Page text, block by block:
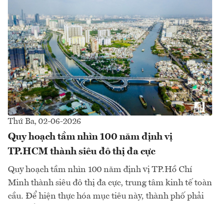
Thứ Ba, 02-06-2026
Quy hoạch tầm nhìn 100 năm định vị
TP.HCM thành siêu đô thị đa cực
Quy hoạch tầm nhìn 100 năm định vị TP.Hồ Chí
Minh thành siêu đô thị đa cực, trung tâm kinh tế toàn
cầu. Để hiện thực hóa mục tiêu này, thành phố phải